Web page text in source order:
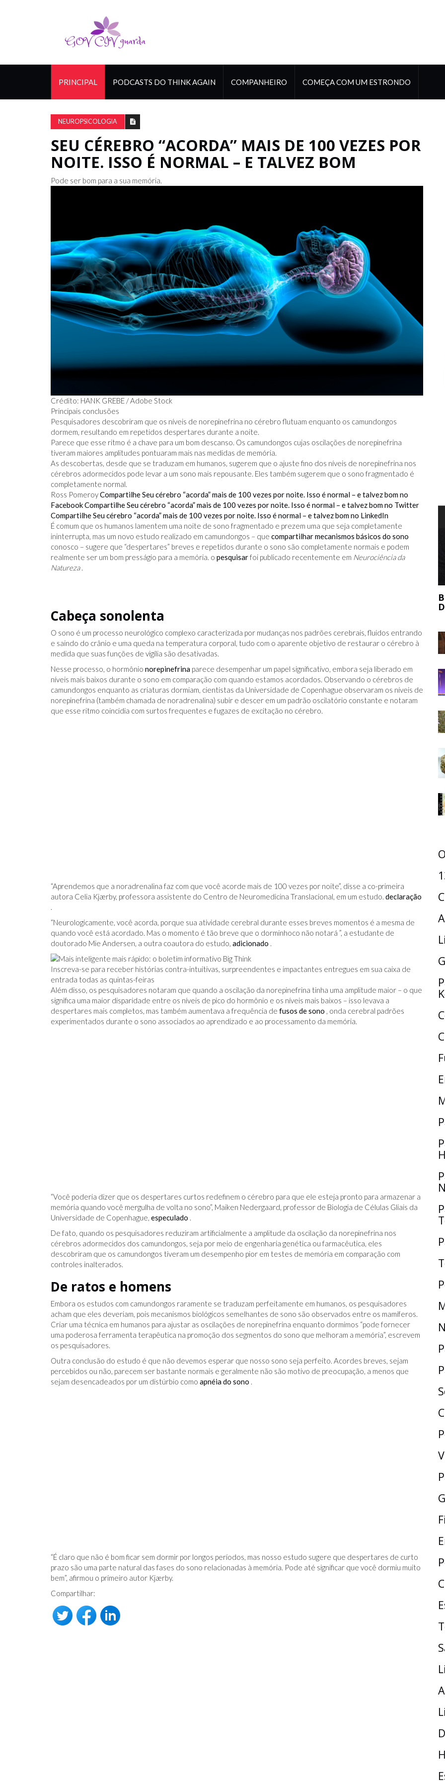
PRINCIPAL PODCASTS DO THINK AGAIN COMPANHEIRO COMEÇA COM UM ESTRONDO
NEUROPSICOLOGIA
SEU CÉREBRO “ACORDA” MAIS DE 100 VEZES POR
NOITE. ISSO É NORMAL – E TALVEZ BOM
Pode ser bom para a sua memória.
Crédito: HANK GREBE / Adobe Stock
Principais conclusões
Pesquisadores descobriram que os níveis de norepinefrina no cérebro flutuam enquanto os camundongos
dormem, resultando em repetidos despertares durante a noite.
Parece que esse ritmo é a chave para um bom descanso. Os camundongos cujas oscilações de norepinefrina
tiveram maiores amplitudes pontuaram mais nas medidas de memória.
As descobertas, desde que se traduzam em humanos, sugerem que o ajuste fino dos níveis de norepinefrina nos
cérebros adormecidos pode levar a um sono mais repousante. Eles também sugerem que o sono fragmentado é
completamente normal.
Ross PomeroyCompartilhe Seu cérebro “acorda” mais de 100 vezes por noite. Isso é normal – e talvez bom no
FacebookCompartilhe Seu cérebro “acorda” mais de 100 vezes por noite. Isso é normal – e talvez bom no Twitter
Compartilhe Seu cérebro “acorda” mais de 100 vezes por noite. Isso é normal – e talvez bom no LinkedIn
É comum que os humanos lamentem uma noite de sono fragmentado e prezem uma que seja completamente
ininterrupta, mas um novo estudo realizado em camundongos – que compartilhar mecanismos básicos do sono
conosco – sugere que “despertares” breves e repetidos durante o sono são completamente normais e podem
realmente ser um bom presságio para a memória. o pesquisarfoi publicado recentemente em Neurociência da
Natureza.
Cabeça sonolenta
O sono é um processo neurológico complexo caracterizada por mudanças nos padrões cerebrais, fluidos entrando
e saindo do crânio e uma queda na temperatura corporal, tudo com o aparente objetivo de restaurar o cérebro à
medida que suas funções de vigília são desativadas.
Nesse processo, o hormônio norepinefrina parece desempenhar um papel significativo, embora seja liberado em
níveis mais baixos durante o sono em comparação com quando estamos acordados. Observando o cérebros de
camundongos enquanto as criaturas dormiam, cientistas da Universidade de Copenhague observaram os níveis de
norepinefrina (também chamada de noradrenalina) subir e descer em um padrão oscilatório constante e notaram
que esse ritmo coincidia com surtos frequentes e fugazes de excitação no cérebro.
“Aprendemos que a noradrenalina faz com que você acorde mais de 100 vezes por noite”, disse a co-primeira
autora Celia Kjærby, professora assistente do Centro de Neuromedicina Translacional, em um estudo. declaração
.
“Neurologicamente, você acorda, porque sua atividade cerebral durante esses breves momentos é a mesma de
quando você está acordado. Mas o momento é tão breve que o dorminhoco não notará ”, a estudante de
doutorado Mie Andersen, a outra coautora do estudo, adicionado .
Inscreva-se para receber histórias contra-intuitivas, surpreendentes e impactantes entregues em sua caixa de
entrada todas as quintas-feiras
Além disso, os pesquisadores notaram que quando a oscilação da norepinefrina tinha uma amplitude maior – o que
significa uma maior disparidade entre os níveis de pico do hormônio e os níveis mais baixos – isso levava a
despertares mais completos, mas também aumentava a frequência de fusos de sono , onda cerebral padrões
experimentados durante o sono associados ao aprendizado e ao processamento da memória.
“Você poderia dizer que os despertares curtos redefinem o cérebro para que ele esteja pronto para armazenar a
memória quando você mergulha de volta no sono”, Maiken Nedergaard, professor de Biologia de Células Gliais da
Universidade de Copenhague, especulado .
De fato, quando os pesquisadores reduziram artificialmente a amplitude da oscilação da norepinefrina nos
cérebros adormecidos dos camundongos, seja por meio de engenharia genética ou farmacêutica, eles
descobriram que os camundongos tiveram um desempenho pior em testes de memória em comparação com
controles inalterados.
De ratos e homens
Embora os estudos com camundongos raramente se traduzam perfeitamente em humanos, os pesquisadores
acham que eles deveriam, pois mecanismos biológicos semelhantes de sono são observados entre os mamíferos.
Criar uma técnica em humanos para ajustar as oscilações de norepinefrina enquanto dormimos “pode fornecer
uma poderosa ferramenta terapêutica na promoção dos segmentos do sono que melhoram a memória”, escrevem
os pesquisadores.
Outra conclusão do estudo é que não devemos esperar que nosso sono seja perfeito. Acordes breves, sejam
percebidos ou não, parecem ser bastante normais e geralmente não são motivo de preocupação, a menos que
sejam desencadeados por um distúrbio como apnéia do sono .
“É claro que não é bom ficar sem dormir por longos períodos, mas nosso estudo sugere que despertares de curto
prazo são uma parte natural das fases do sono relacionadas à memória. Pode até significar que você dormiu muito
bem”, afirmou o primeiro autor Kjærby.
Compartilhar:
NO FACEBOOK
- PARA
O TRUQUE ANTICÂNCER DOS
ELEFANTES É DESCOBERTO